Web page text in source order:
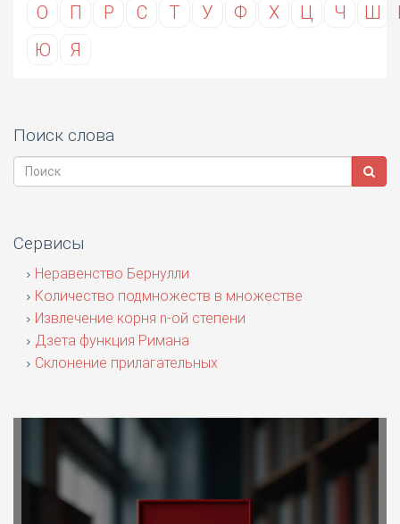
О
П Р С Т У Ф Х Ц Ч Ш
Ю
Я
Поиск слова
Сервисы
Неравенство Бернулли
Количество подмножеств в множестве
Извлечение корня n-ой степени
Дзета функция Римана
Склонение прилагательных